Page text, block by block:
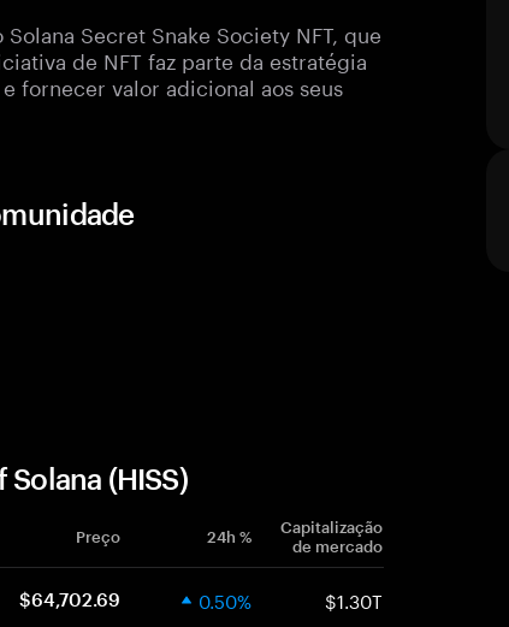
Secret Snake Society NFT, que
de NFT faz parte da estratégia
fornecer valor adicional aos seus
(HISS)
Preço 24h %
Capitalização
de mercado
$64,702.69 0.50% $1.30T